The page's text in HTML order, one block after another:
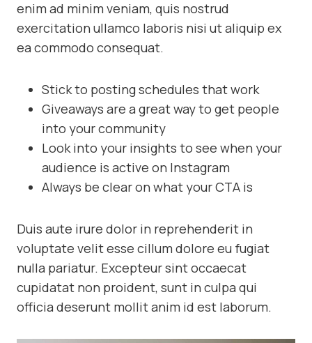
enim ad minim veniam, quis nostrud
exercitation ullamco laboris nisi ut aliquip ex
ea commodo consequat.
Stick to posting schedules that work
Giveaways are a great way to get people
into your community
Look into your insights to see when your
audience is active on Instagram
Always be clear on what your CTA is
Duis aute irure dolor in reprehenderit in
voluptate velit esse cillum dolore eu fugiat
nulla pariatur. Excepteur sint occaecat
cupidatat non proident, sunt in culpa qui
officia deserunt mollit anim id est laborum.